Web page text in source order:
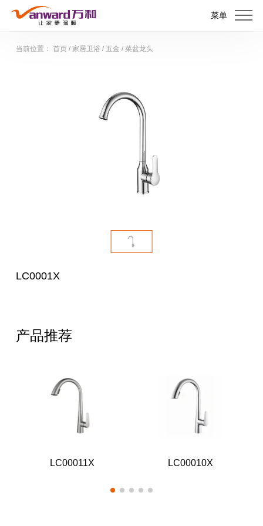
菜单
当前位置： 首页/ 家居卫浴 / 五金 / 菜盆龙头
LC0001X
产品推荐
LC00011X LC00010X